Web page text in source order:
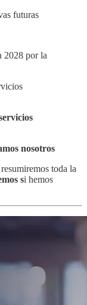
futuras
2028 por la
nosotros
toda la
si hemos